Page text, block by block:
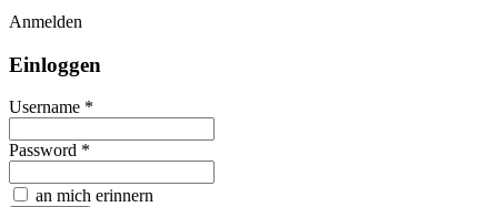
Anmelden
Einloggen
Username *
Password *
an mich erinnern